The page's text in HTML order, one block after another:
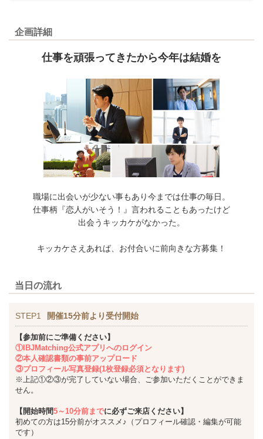
企画詳細
仕事を頑張ってきたから今年は結婚を
職場に出会いが少ない事もあり今までは仕事の毎日。
仕事柄『恋人がいそう！』言われることもあったけど
出会うキッカケがなかった。
キッカケさえあれば、お付合いに前向きな方募集！
当日の流れ
STEP1 開催15分前より受付開始
【参加前にご準備ください】
①IBJMatching公式アプリへのログイン
②本人確認書類の事前アップロード
③プロフィール写真登録(1枚登録必須となります)
※上記①②③が完了していない場合、ご参加いただくことができま
せん。
【開始時間5～10分前までに必ずご来店ください】
初めての方は15分前がオススメ♪（プロフィール確認・編集が可能
です）